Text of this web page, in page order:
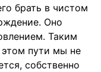
брать в чистом
Оно
Таким
этом пути мы не
собственно